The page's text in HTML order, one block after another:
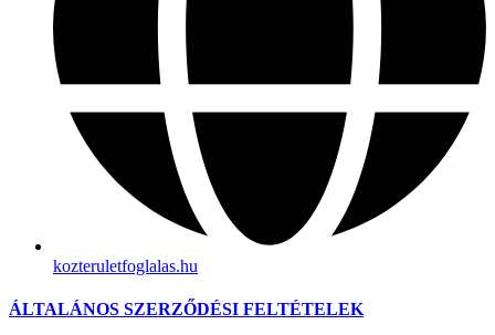
kozteruletfoglalas.hu
ÁLTALÁNOS SZERZŐDÉSI FELTÉTELEK